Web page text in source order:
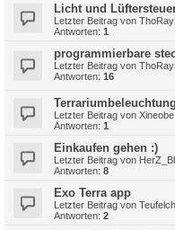
Licht und
Letzter Beitrag von
Antworten: 1
programmierbare
Letzter Beitrag von
Antworten: 16
Terrariumbeleuchtung
Letzter Beitrag von Xineobe
Antworten: 1
Einkaufen gehen :)
Letzter Beitrag von
Antworten: 8
Exo Terra app
Letzter Beitrag von
Antworten: 2